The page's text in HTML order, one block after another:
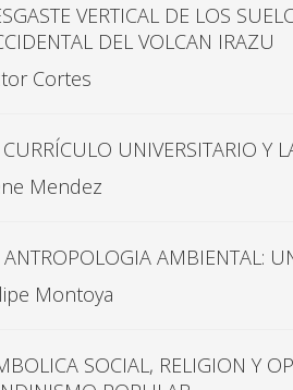
VERTICAL DE LOS
DEL VOLCAN IRAZU
Cortes
CURRÍCULO UNIVERSITARIO Y
Mendez
ANTROPOLOGIA AMBIENTAL:
Montoya
SOCIAL, RELIGION Y